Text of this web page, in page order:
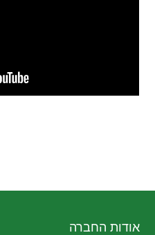
אודות החברה